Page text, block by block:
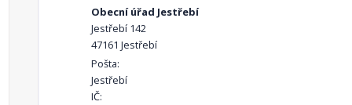
Obecní úřad Jestřebí
Jestřebí 142
47161 Jestřebí
Pošta:
Jestřebí
IČ: